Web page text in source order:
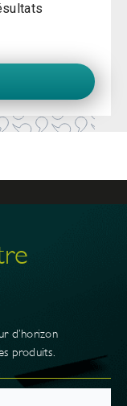
d’horizon
produits.